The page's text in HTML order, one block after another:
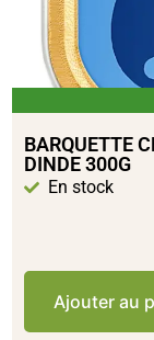
BARQUETTE
DINDE 300G
En stock
Ajouter au